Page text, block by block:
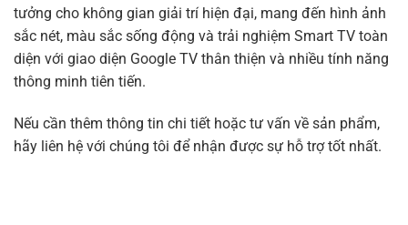
tưởng cho không gian giải trí hiện đại, mang đến hình ảnh
sắc nét, màu sắc sống động và trải nghiệm Smart TV toàn
diện với giao diện Google TV thân thiện và nhiều tính năng
thông minh tiên tiến.
Nếu cần thêm thông tin chi tiết hoặc tư vấn về sản phẩm,
hãy liên hệ với chúng tôi để nhận được sự hỗ trợ tốt nhất.